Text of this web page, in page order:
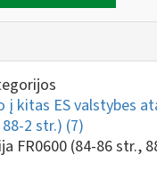
į kitas ES valstybes
2 str.) (7)
FR0600 (84-86 str.,